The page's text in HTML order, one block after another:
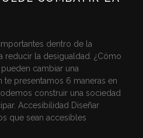
dentro de la
reducir la desigualdad. ¿Cómo
cambiar una
presentamos 6 maneras en
construir una sociedad
Accesibilidad Diseñar
que sean accesibles